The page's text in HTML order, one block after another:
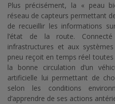
Plus précisément, la « peau
réseau de capteurs permettant
de recueillir les informations
l’état de la route.
infrastructures et aux
pneu reçoit en temps réel
la bonne circulation d’un
artificielle lui permettant de
selon les conditions
d’apprendre de ses actions